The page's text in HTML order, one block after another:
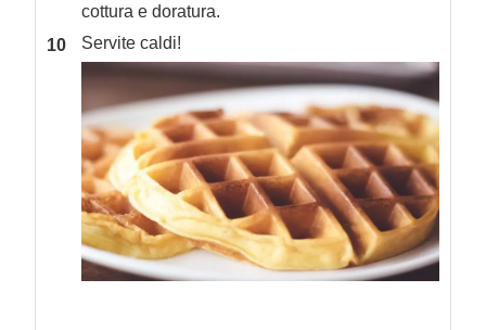
cottura e doratura.
Servite caldi!